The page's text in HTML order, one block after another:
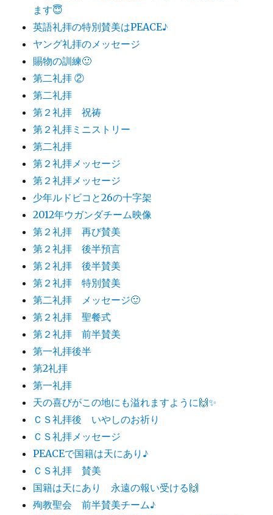
ます😇
英語礼拝の特別賛美はPEACE♪
ヤング礼拝のメッセージ
賜物の訓練🙂
第二礼拝 ②
第二礼拝
第２礼拝 祝祷
第２礼拝ミニストリー
第二礼拝
第２礼拝メッセージ
第２礼拝メッセージ
少年ルドビコと26の十字架
2012年ウガンダチーム映像
第２礼拝 再び賛美
第２礼拝 後半預言
第２礼拝 後半賛美
第２礼拝 特別賛美
第二礼拝 メッセージ🙂
第２礼拝 聖餐式
第２礼拝 前半賛美
第一礼拝後半
第2礼拝
第一礼拝
天の喜びがこの地にも溢れますように🙌✨
ＣＳ礼拝後 いやしのお祈り
ＣＳ礼拝メッセージ
PEACEで国籍は天にあり♪
ＣＳ礼拝 賛美
国籍は天にあり 永遠の報い受ける🙌
殉教聖会 前半賛美チーム♪